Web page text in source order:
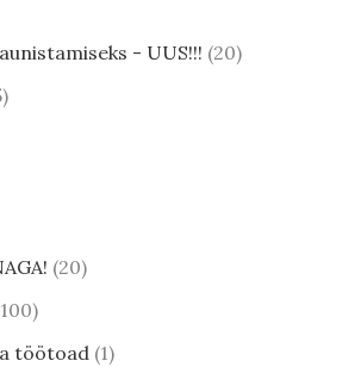
- UUS!!! 20
20
100
töötoad 1